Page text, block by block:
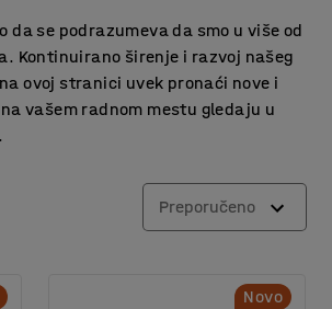
se podrazumeva da smo u više od
Kontinuirano širenje i razvoj našeg
ovoj stranici uvek pronaći nove i
vašem radnom mestu gledaju u
Preporučeno
Novo